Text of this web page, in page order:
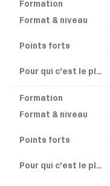
plus
pertinent